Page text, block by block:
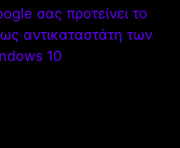
σας προτείνει το
αντικαταστάτη των
10